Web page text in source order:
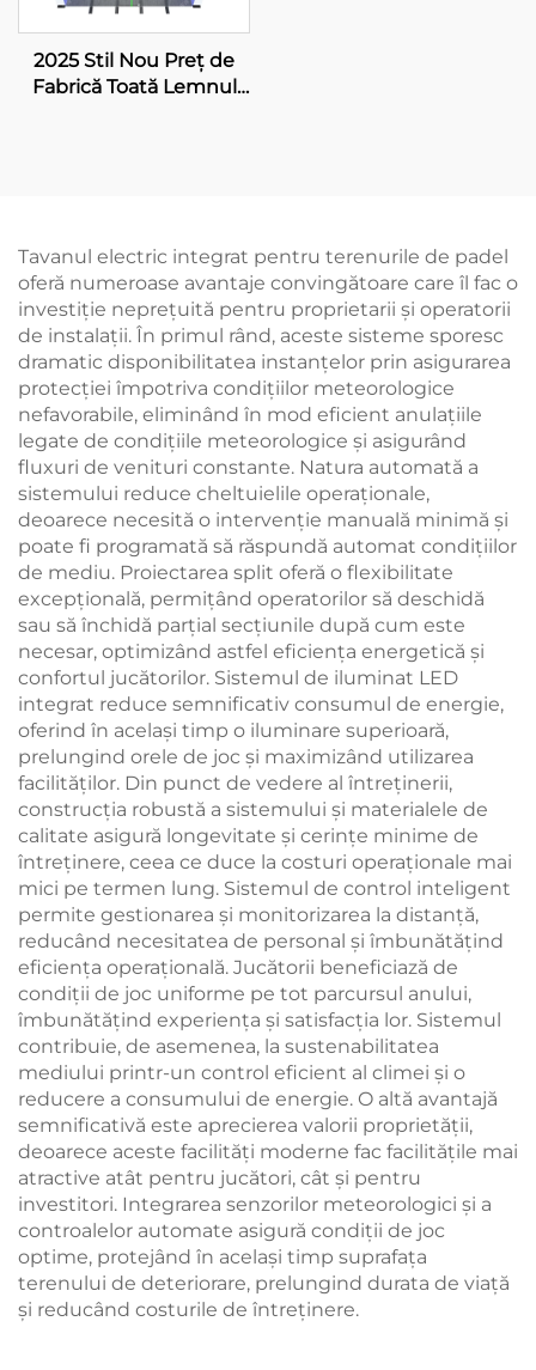
2025 Stil Nou Preț de
Fabrică Toată Lemnul
Tavanul electric integrat pentru terenurile de padel
oferă numeroase avantaje convingătoare care îl fac o
investiție neprețuită pentru proprietarii și operatorii
de instalații. În primul rând, aceste sisteme sporesc
dramatic disponibilitatea instanțelor prin asigurarea
protecției împotriva condițiilor meteorologice
nefavorabile, eliminând în mod eficient anulațiile
legate de condițiile meteorologice și asigurând
fluxuri de venituri constante. Natura automată a
sistemului reduce cheltuielile operaționale,
deoarece necesită o intervenție manuală minimă și
poate fi programată să răspundă automat condițiilor
de mediu. Proiectarea split oferă o flexibilitate
excepțională, permițând operatorilor să deschidă
sau să închidă parțial secțiunile după cum este
necesar, optimizând astfel eficiența energetică și
confortul jucătorilor. Sistemul de iluminat LED
integrat reduce semnificativ consumul de energie,
oferind în același timp o iluminare superioară,
prelungind orele de joc și maximizând utilizarea
facilităților. Din punct de vedere al întreținerii,
construcția robustă a sistemului și materialele de
calitate asigură longevitate și cerințe minime de
întreținere, ceea ce duce la costuri operaționale mai
mici pe termen lung. Sistemul de control inteligent
permite gestionarea și monitorizarea la distanță,
reducând necesitatea de personal și îmbunătățind
eficiența operațională. Jucătorii beneficiază de
condiții de joc uniforme pe tot parcursul anului,
îmbunătățind experiența și satisfacția lor. Sistemul
contribuie, de asemenea, la sustenabilitatea
mediului printr-un control eficient al climei și o
reducere a consumului de energie. O altă avantajă
semnificativă este aprecierea valorii proprietății,
deoarece aceste facilități moderne fac facilitățile mai
atractive atât pentru jucători, cât și pentru
investitori. Integrarea senzorilor meteorologici și a
controalelor automate asigură condiții de joc
optime, protejând în același timp suprafața
terenului de deteriorare, prelungind durata de viață
și reducând costurile de întreținere.